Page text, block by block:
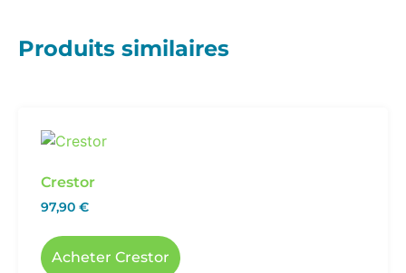
Produits similaires
Crestor
97,90 €
Acheter Crestor